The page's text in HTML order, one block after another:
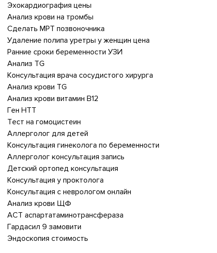
Эхокардиография цены
Анализ крови на тромбы
Сделать МРТ позвоночника
Удаление полипа уретры у женщин цена
Ранние сроки беременности УЗИ
Анализ TG
Консультация врача сосудистого хирурга
Анализ крови TG
Анализ крови витамин В12
Ген HTT
Тест на гомоцистеин
Аллерголог для детей
Консультация гинеколога по беременности
Аллерголог консультация запись
Детский ортопед консультация
Консультация у проктолога
Консультация с неврологом онлайн
Анализ крови ЩФ
АСТ аспартатаминотрансфераза
Гардасил 9 замовити
Эндоскопия стоимость